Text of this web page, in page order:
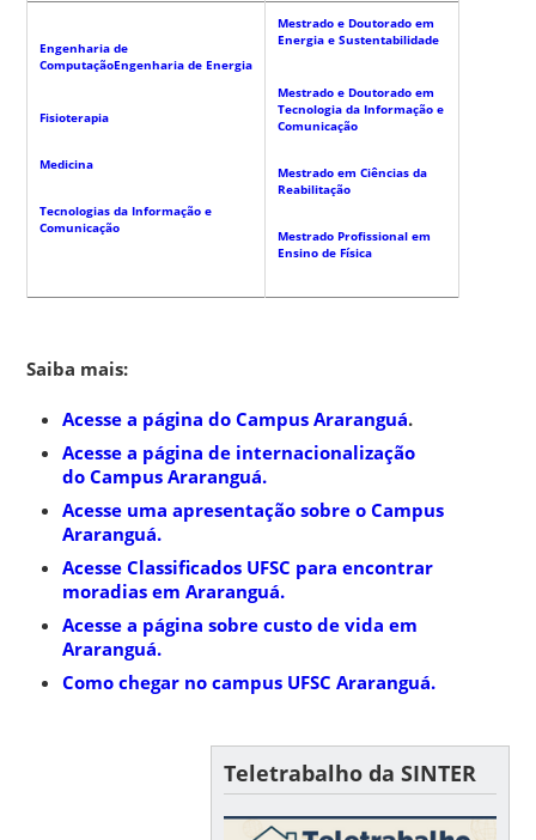
Engenharia de
ComputaçãoEngenharia de Energia
Fisioterapia
Medicina
Tecnologias da Informação e
Comunicação
Mestrado e Doutorado em
Energia e Sustentabilidade
Mestrado e Doutorado em
Tecnologia da Informação e
Comunicação
Mestrado em Ciências da
Reabilitação
Mestrado Profissional em
Ensino de Física
Saiba mais:
Acesse a página do Campus Araranguá.
Acesse a página de internacionalização
doCampus Araranguá.
Acesse uma apresentação sobre o Campus
Araranguá.
Acesse Classificados UFSC para encontrar
moradias em Araranguá.
Acesse a página sobre custo de vida em
Araranguá.
Como chegar no campus UFSC Araranguá.
Teletrabalho da SINTER